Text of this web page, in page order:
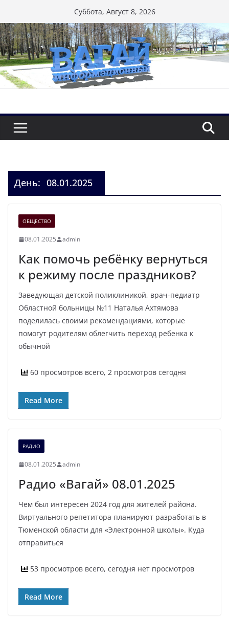
к
содержимому
Суббота, Август 8, 2026
День: 08.01.2025
ОБЩЕСТВО
08.01.2025 admin
Как помочь ребёнку вернуться
к режиму после праздников?
Заведующая детской поликлиникой, врач-педиатр
Областной больницы №11 Наталья Ахтямова
поделилась своими рекомендациями, которые
помогут родителям облегчить переход ребенка к
обычной
60 просмотров всего, 2 просмотров сегодня
Read More
РАДИО
08.01.2025 admin
Радио «Вагай» 08.01.2025
Чем был интересен 2024 год для жителей района.
Виртуального репетитора планируют разработать в
Тюменской области для «Электронной школы». Куда
отправиться
53 просмотров всего, сегодня нет просмотров
Read More